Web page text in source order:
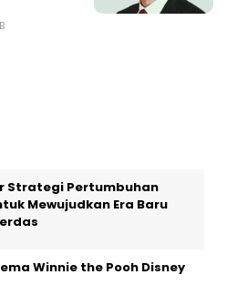
Strategi Pertumbuhan
Mewujudkan Era Baru
Winnie the Pooh Disney